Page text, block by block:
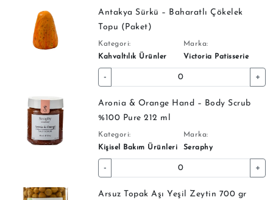
Antakya Sürkü – Baharatlı Çökelek
Topu (Paket)
Kategori:
Kahvaltılık Ürünler
Marka:
Victoria Patisserie
- +
Aronia & Orange Hand – Body Scrub
%100 Pure 212 ml
Kategori:
Kişisel Bakım Ürünleri
Marka:
Seraphy
- +
Arsuz Topak Aşı Yeşil Zeytin 700 gr